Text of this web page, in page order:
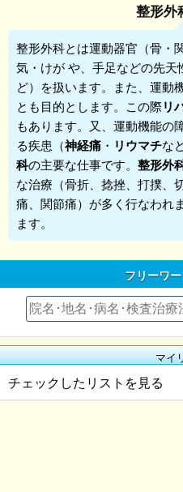
整形外
整形外科とは運動器官（骨・
気・けが や、手足などの先
ど）を扱います。また、運動
とも目的とします。この際リ
もあります。又、運動機能の
る疾患（神経痛 ・ リウマチな
科の主要な仕事です。 整形外
な治療（骨折、捻挫、打撲、
痛、関節痛）が多く行なわれ
ます。
フリーワ
マイ
チェックしたリストを見る